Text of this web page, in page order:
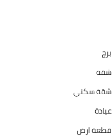
برج
شقة
شقة سكني
عيادة
قطعة ارض